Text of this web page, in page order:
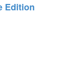
Edition